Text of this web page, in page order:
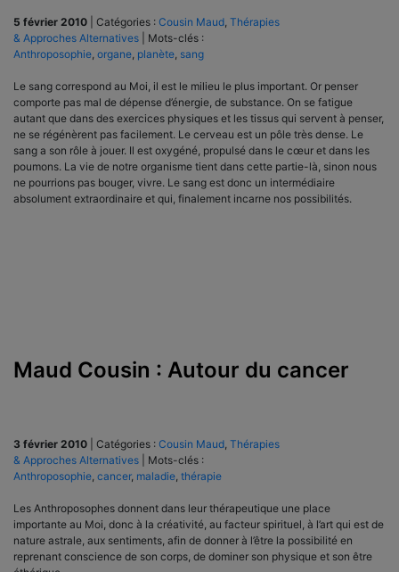
5 février 2010 Catégories : Cousin Maud, Thérapies
& Approches Alternatives
Mots-clés :
Anthroposophie, organe, planète, sang
Le sang correspond au Moi, il est le milieu le plus important. Or penser
comporte pas mal de dépense d’énergie, de substance. On se fatigue
autant que dans des exercices physiques et les tissus qui servent à penser,
ne se régénèrent pas facilement. Le cerveau est un pôle très dense. Le
sang a son rôle à jouer. Il est oxygéné, propulsé dans le cœur et dans les
poumons. La vie de notre organisme tient dans cette partie-là, sinon nous
ne pourrions pas bouger, vivre. Le sang est donc un intermédiaire
absolument extraordinaire et qui, finalement incarne nos possibilités.
Maud Cousin : Autour du cancer
3 février 2010 Catégories : Cousin Maud Thérapies
& Approches Alternatives
Mots-clés :
Anthroposophie cancer, maladie thérapie
Les Anthroposophes donnent dans leur thérapeutique une place
importante au Moi, donc à la créativité, au facteur spirituel, à l’art qui est de
nature astrale, aux sentiments, afin de donner à l’être la possibilité en
reprenant conscience de son corps, de dominer son physique et son être